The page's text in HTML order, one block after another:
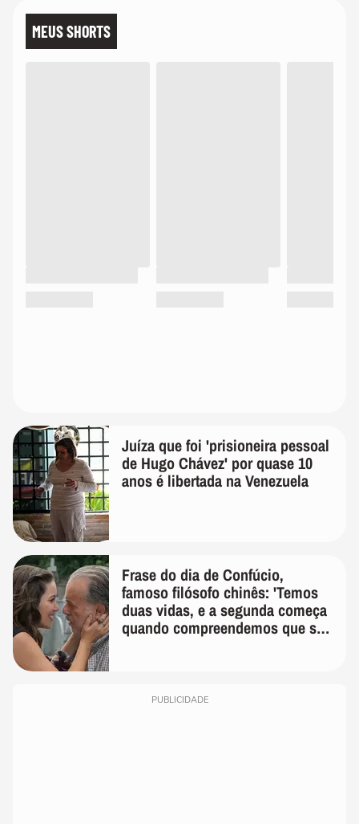
MEUS SHORTS
Juíza que foi 'prisioneira pessoal
de Hugo Chávez' por quase 10
anos é libertada na Venezuela
Frase do dia de Confúcio,
famoso filósofo chinês: 'Temos
duas vidas, e a segunda começa
quando compreendemos que só
PUBLICIDADE